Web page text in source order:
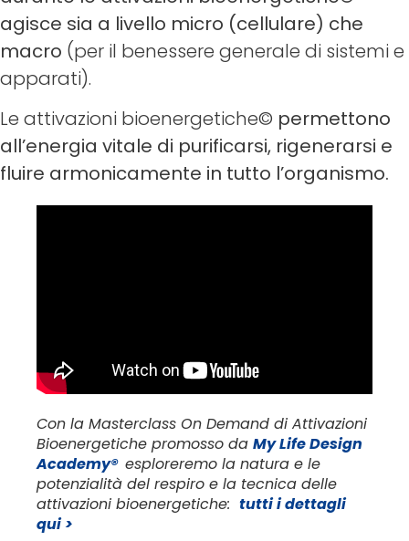
agisce sia a livello micro (cellulare) che
macro (per il benessere generale di sistemi e
apparati).
Le attivazioni bioenergetiche© permettono
all’energia vitale di purificarsi, rigenerarsi e
fluire armonicamente in tutto l’organismo.
Con la Masterclass On Demand di Attivazioni
Bioenergetiche promosso da My Life Design
Academy® esploreremo la natura e le
potenzialità del respiro e la tecnica delle
attivazioni bioenergetiche: tutti i dettagli
qui >